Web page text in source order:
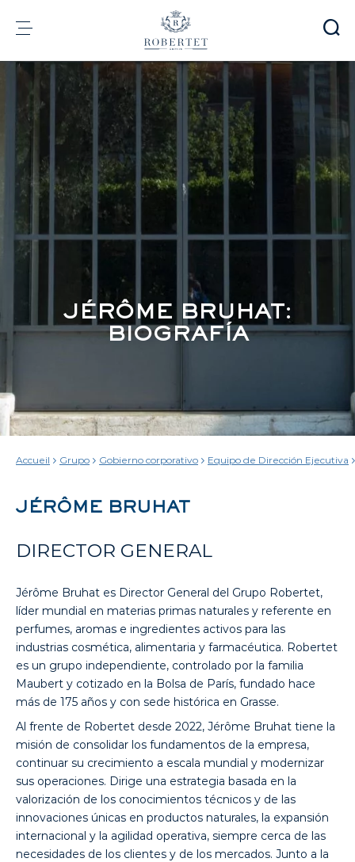
Grupo
Fragrancias
Sabores
Materias Primas
Health & Beauty
Compromisos
Información financiera
e-Robertet ES
JÉRÔME BRUHAT:
BIOGRAFÍA
Accueil Grupo Gobierno corporativo Equipo de Dirección Ejecutiva
JÉRÔME BRUHAT
DIRECTOR GENERAL
Jérôme Bruhat es Director General del Grupo Robertet,
líder mundial en materias primas naturales y referente en
perfumes, aromas e ingredientes activos para las
industrias cosmética, alimentaria y farmacéutica. Robertet
es un grupo independiente, controlado por la familia
Maubert y cotizado en la Bolsa de París, fundado hace
más de 175 años y con sede histórica en Grasse.
Al frente de Robertet desde 2022, Jérôme Bruhat tiene la
misión de consolidar los fundamentos de la empresa,
continuar su crecimiento a escala mundial y modernizar
sus operaciones. Dirige una estrategia basada en la
valorización de los conocimientos técnicos y de las
innovaciones únicas en productos naturales, la expansión
internacional y la agilidad operativa, siempre cerca de las
necesidades de los clientes y de los mercados. Junto a la